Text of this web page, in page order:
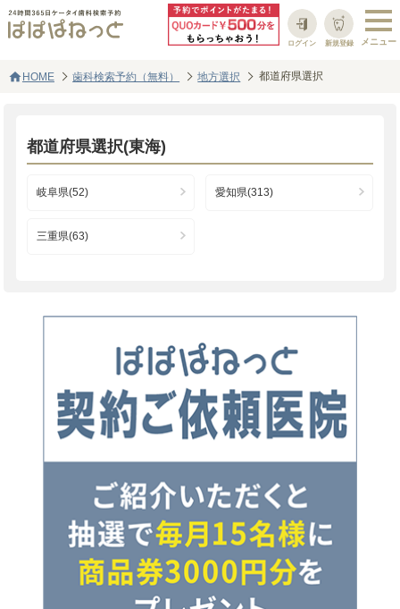
新規登録
ログイン
homeHOME 歯科検索予約（無料） 地方選択 都道府県選択
都道府県選択(東海)
岐阜県(52) 愛知県(313)
三重県(63)